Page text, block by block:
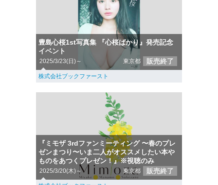
豊島心桜1st写真集 『心桜ばかり』発売記念
イベント
2025/3/23(日)～ 東京都 販売終了
株式会社ブックファースト
『ミモザ 3rdファンミーティング 〜春のプレ
ゼンまつり〜いま二人がオススメしたい本や
ものをあつくプレゼン！』※視聴のみ
2025/3/20(木)～ 東京都 販売終了